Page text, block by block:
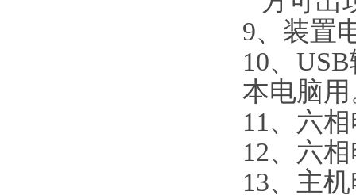
9、装置
10、
本电脑
11、六
12、六
13、主